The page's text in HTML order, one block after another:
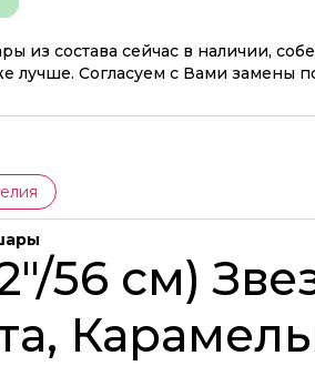
из состава сейчас в наличии,
лучше. Согласуем с Вами замены
56 см)